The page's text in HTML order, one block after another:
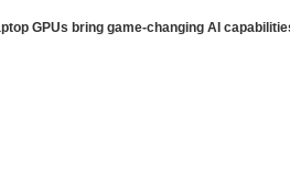
GPUs bring game-changing AI